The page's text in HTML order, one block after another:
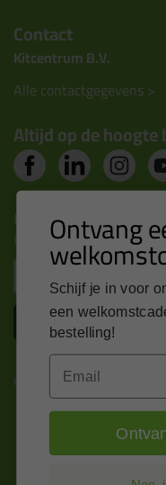
Contact
Kitcentrum B.V.
Alle contactgegevens >
Altijd op de hoogte
Nieuws, tips en
inbox
Kitcentrum is trots op:
Ontvang
Schijf je in voor
een
bestelling!
Email